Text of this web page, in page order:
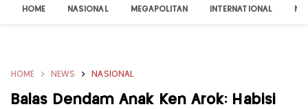
HOME NASIONAL MEGAPOLITAN INTERNATIONAL
HOME NEWS NASIONAL
Balas Dendam Anak Ken Arok: Habisi